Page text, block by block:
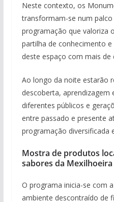
pub
Neste contexto, os
transformam-se num
programação que valoriza
partilha de conhecimento
deste espaço com mais
Ao longo da noite estarão
descoberta, aprendizagem
diferentes públicos e
entre passado e presente
programação diversificada
Mostra de produtos
sabores da
O programa inicia-se com
ambiente descontraído de